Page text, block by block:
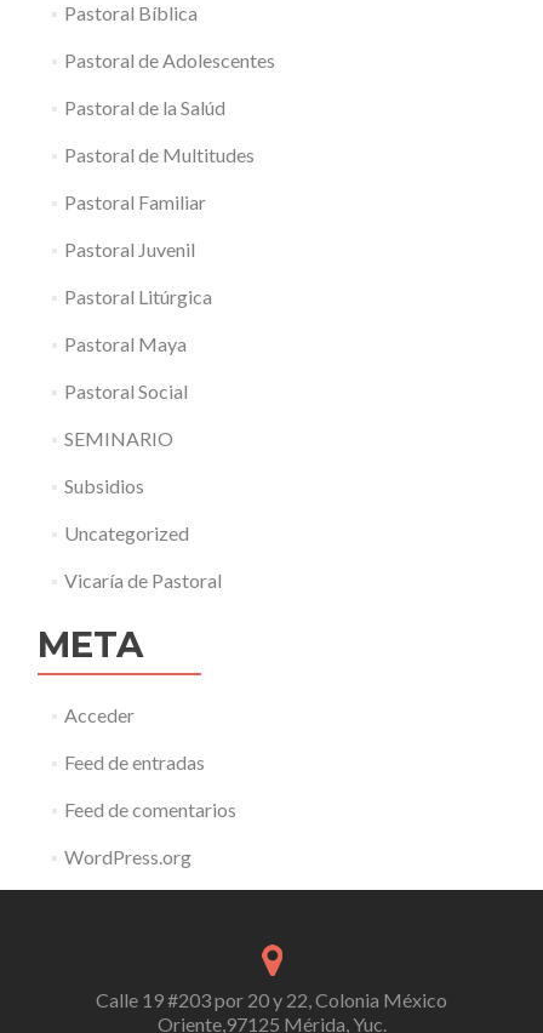
Pastoral Bíblica
Pastoral de Adolescentes
Pastoral de la Salúd
Pastoral de Multitudes
Pastoral Familiar
Pastoral Juvenil
Pastoral Litúrgica
Pastoral Maya
Pastoral Social
SEMINARIO
Subsidios
Uncategorized
Vicaría de Pastoral
META
Acceder
Feed de entradas
Feed de comentarios
WordPress.org
Calle 19 #203 por 20 y 22, Colonia México
Oriente,97125 Mérida, Yuc.